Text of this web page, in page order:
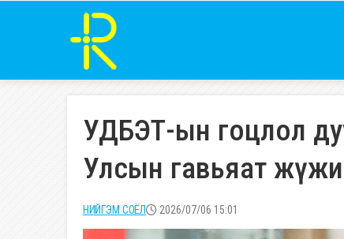
УДБЭТ-ын гоцлол
Улсын гавьяат
НИЙГЭМ СОЁЛ 2026/07/06 15:01